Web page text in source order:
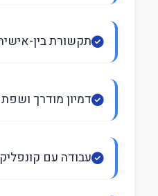
תקשורת בין-
דמיון מודרך
עבודה עם